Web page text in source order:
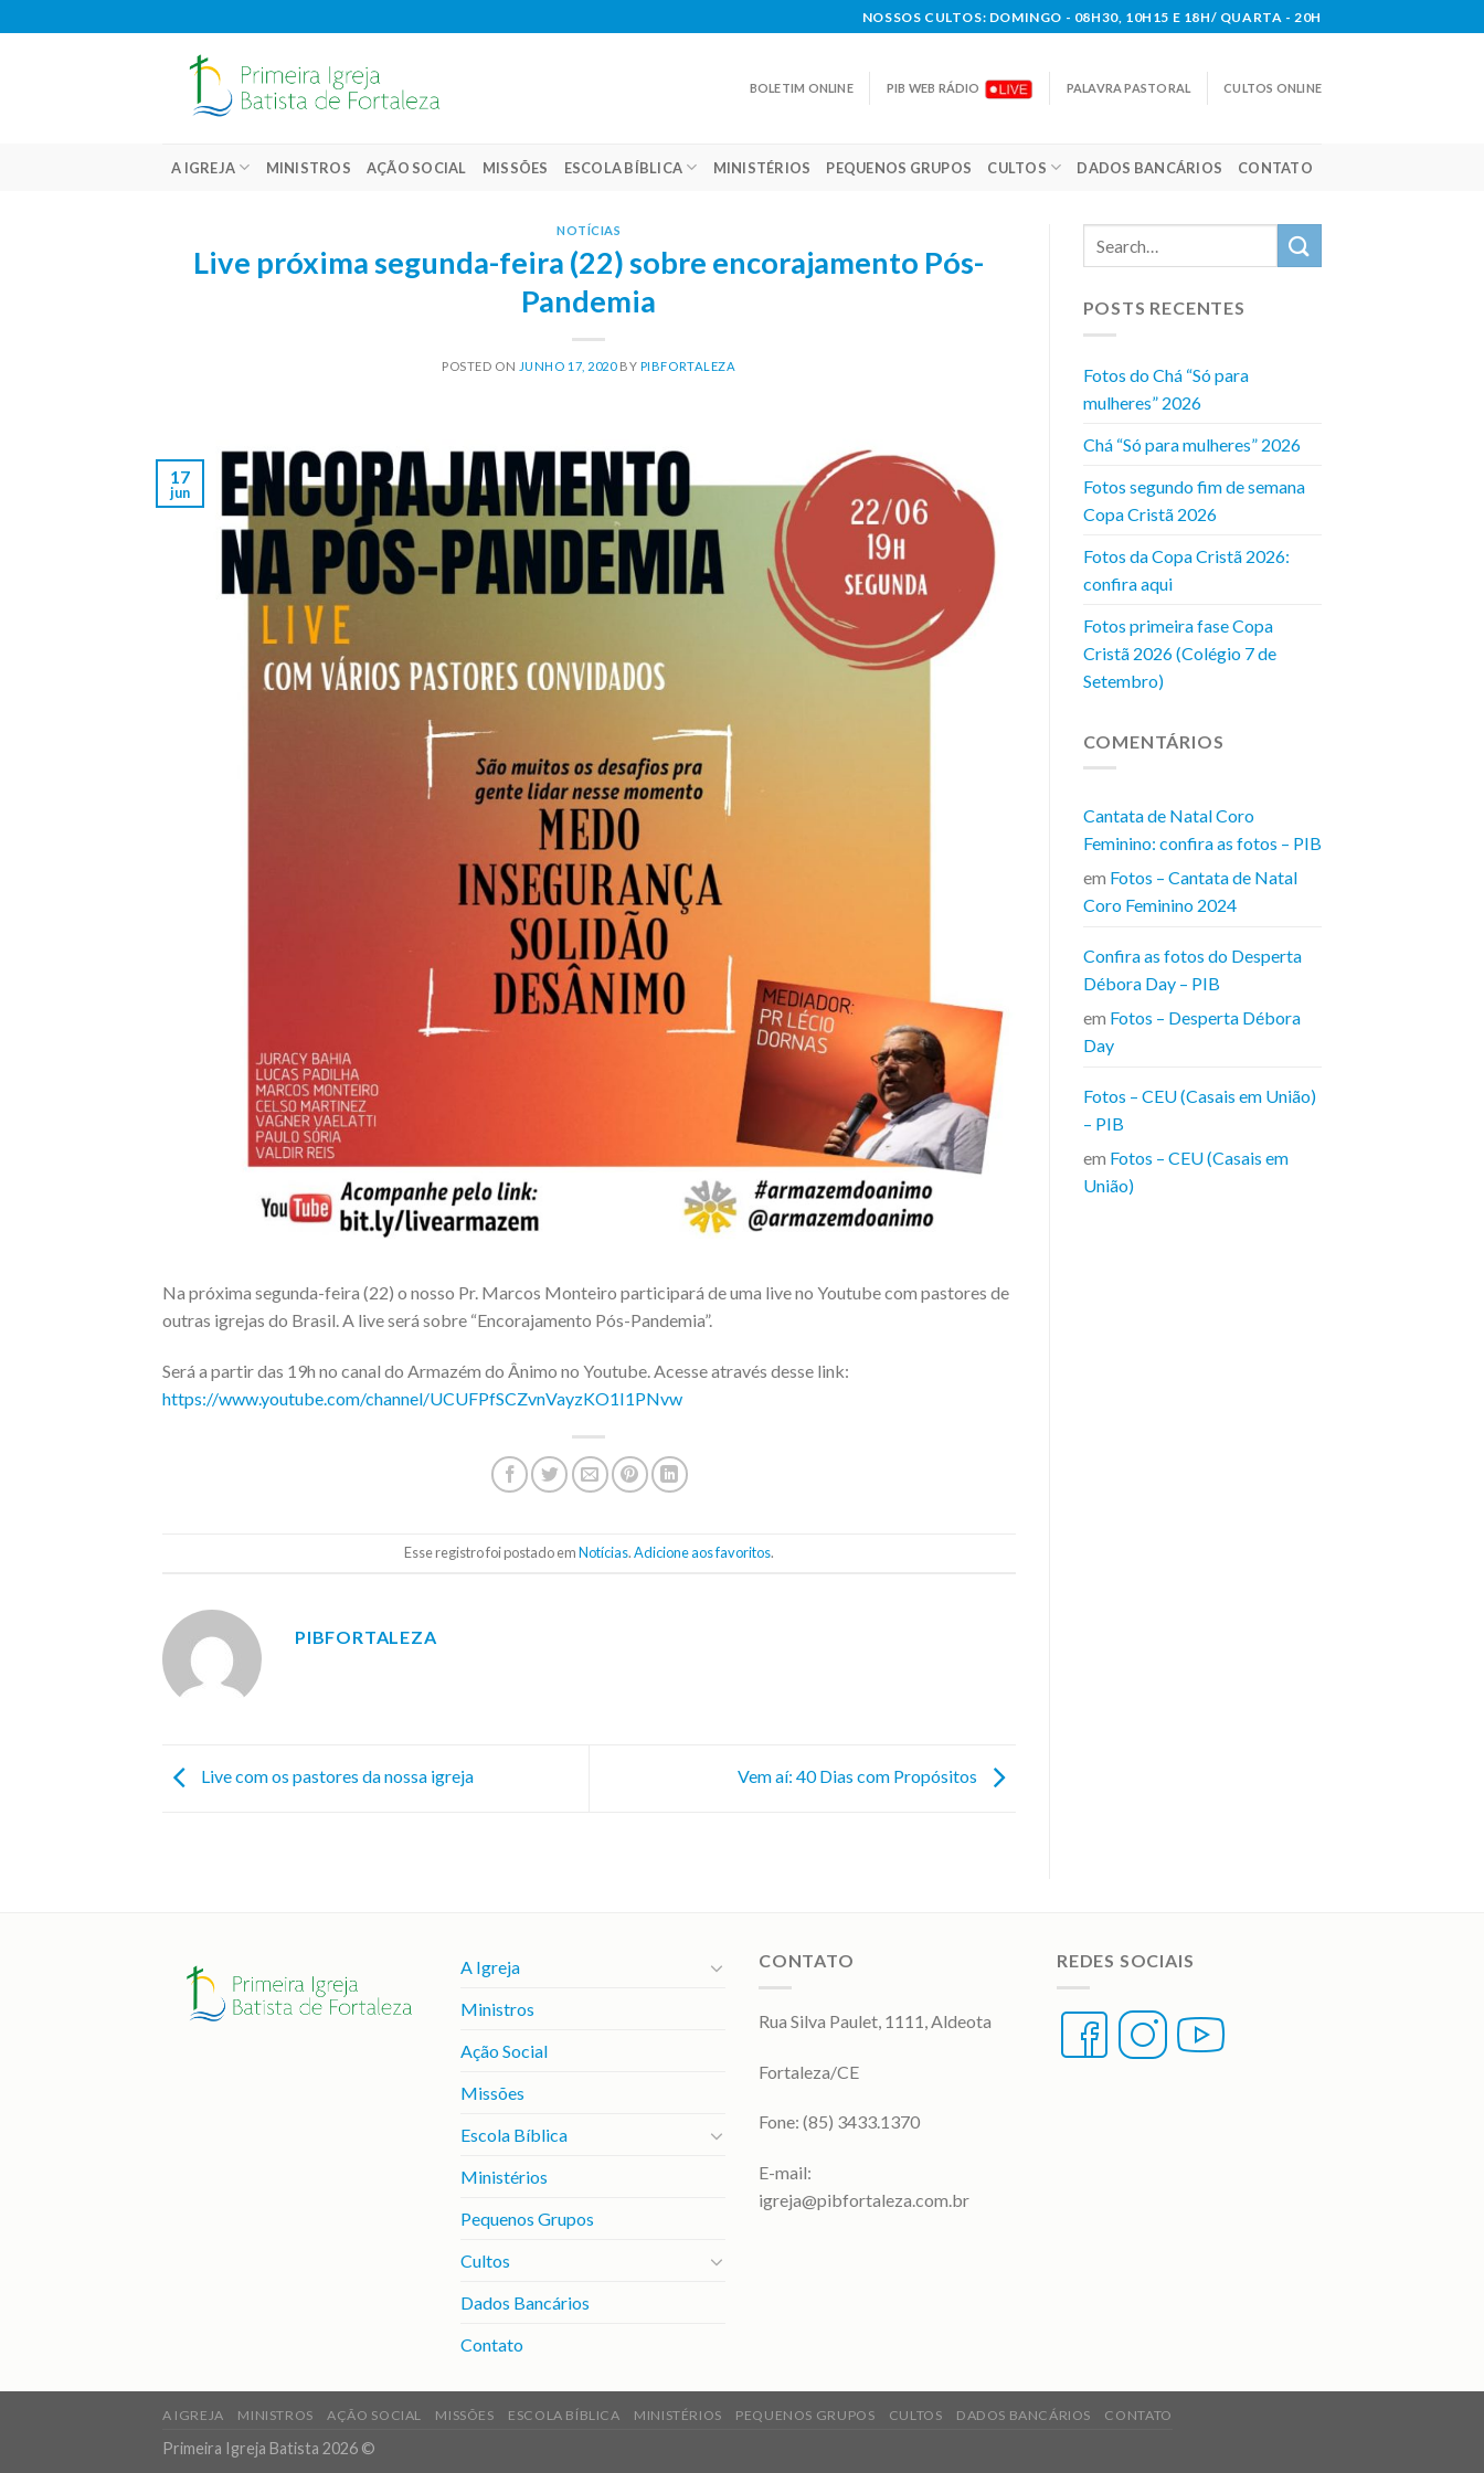
to
NOSSOS CULTOS: DOMINGO - 08H30, 10H15 E 18H/ QUARTA - 20H
BOLETIM ONLINE PIB WEB RÁDIO PALAVRA PASTORAL CULTOS ONLINE
A IGREJA MINISTROS AÇÃO SOCIAL MISSÕES ESCOLA BÍBLICA MINISTÉRIOS PEQUENOS GRUPOS CULTOS DADOS BANCÁRIOS CONTATO
NOTÍCIAS
Live próxima segunda-feira (22) sobre encorajamento Pós-
Pandemia
POSTED ON JUNHO 17, 2020BY PIBFORTALEZA
17
jun
Na próxima segunda-feira (22) o nosso Pr. Marcos Monteiro participará de uma live no Youtube com pastores de
outras igrejas do Brasil. A live será sobre “Encorajamento Pós-Pandemia”.
Será a partir das 19h no canal do Armazém do Ânimo no Youtube. Acesse através desse link:
https://www.youtube.com/channel/UCUFPfSCZvnVayzKO1I1PNvw
Esse registro foi postado emNotícias.Adicione aos favoritos.
PIBFORTALEZA
Live com os pastores da nossa igreja Vem aí: 40 Dias com Propósitos
POSTS RECENTES
Fotos do Chá “Só para
mulheres” 2026
Chá “Só para mulheres” 2026
Fotos segundo fim de semana
Copa Cristã 2026
Fotos da Copa Cristã 2026:
confira aqui
Fotos primeira fase Copa
Cristã 2026 (Colégio 7 de
Setembro)
COMENTÁRIOS
Cantata de Natal Coro
Feminino: confira as fotos – PIB
em Fotos – Cantata de Natal
Coro Feminino 2024
Confira as fotos do Desperta
Débora Day – PIB
em Fotos – Desperta Débora
Day
Fotos – CEU (Casais em União)
– PIB
em Fotos – CEU (Casais em
União)
A Igreja
Ministros
Ação Social
Missões
Escola Bíblica
Ministérios
Pequenos Grupos
Cultos
Dados Bancários
Contato
CONTATO
Rua Silva Paulet, 1111, Aldeota
Fortaleza/CE
Fone: (85) 3433.1370
E-mail:
igreja@pibfortaleza.com.br
REDES SOCIAIS
A IGREJA MINISTROS AÇÃO SOCIAL MISSÕES ESCOLA BÍBLICA MINISTÉRIOS PEQUENOS GRUPOS CULTOS DADOS BANCÁRIOS CONTATO
Primeira Igreja Batista 2026 ©